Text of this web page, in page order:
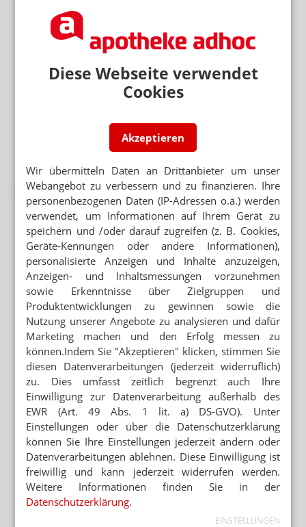
Diese Webseite verwendet
Cookies
Akzeptieren
Wir übermitteln Daten an Drittanbieter um unser
Webangebot zu verbessern und zu finanzieren. Ihre
personenbezogenen Daten (IP-Adressen o.ä.) werden
verwendet, um Informationen auf Ihrem Gerät zu
speichern und /oder darauf zugreifen (z. B. Cookies,
Geräte-Kennungen oder andere Informationen),
personalisierte Anzeigen und Inhalte anzuzeigen,
Anzeigen- und Inhaltsmessungen vorzunehmen
sowie Erkenntnisse über Zielgruppen und
Produktentwicklungen zu gewinnen sowie die
Nutzung unserer Angebote zu analysieren und dafür
Marketing machen und den Erfolg messen zu
können.Indem Sie "Akzeptieren" klicken, stimmen Sie
diesen Datenverarbeitungen (jederzeit widerruflich)
zu. Dies umfasst zeitlich begrenzt auch Ihre
Einwilligung zur Datenverarbeitung außerhalb des
EWR (Art. 49 Abs. 1 lit. a) DS-GVO). Unter
Einstellungen oder über die Datenschutzerklärung
können Sie Ihre Einstellungen jederzeit ändern oder
Datenverarbeitungen ablehnen. Diese Einwilligung ist
freiwillig und kann jederzeit widerrufen werden.
Weitere Informationen finden Sie in der
Datenschutzerklärung.
EINSTELLUNGEN
Mehr aus Ressort
DEAL LÄSST AUF SICH WARTEN
Platform Group: Polstermöbel vor AEP
PARTNER VON RX-PLATTFORMEN
RX-MEDIKAMENTE OHNE REZEPT
Warteliste: Abnehmpille als Monatsabo